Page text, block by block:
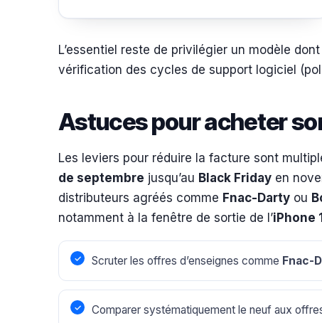
L’essentiel reste de privilégier un modèle
vérification des cycles de support logiciel
Astuces pour acheter
Les leviers pour réduire la facture sont
de septembre jusqu’au Black Friday en
distributeurs agréés comme Fnac-Darty ou
notamment à la fenêtre de sortie de l’iPhone
Scruter les offres d’enseignes comme Fnac-
Comparer systématiquement le neuf aux